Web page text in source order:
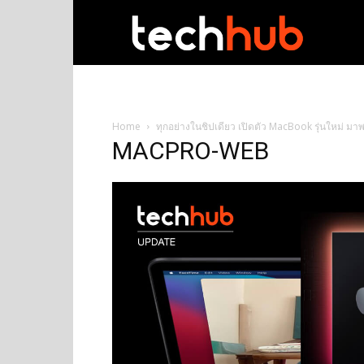
Home ทุกอย่างในชิปเดียว เปิดตัว MacBook รุ่นใหม่ มา
MACPRO-WEB